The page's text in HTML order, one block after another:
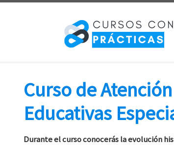
Curso de
Educativas
Durante el curso conocerás la evolución